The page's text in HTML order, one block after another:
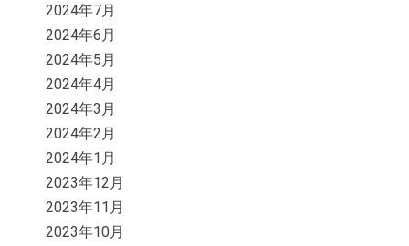
2024年7月
2024年6月
2024年5月
2024年4月
2024年3月
2024年2月
2024年1月
2023年12月
2023年11月
2023年10月